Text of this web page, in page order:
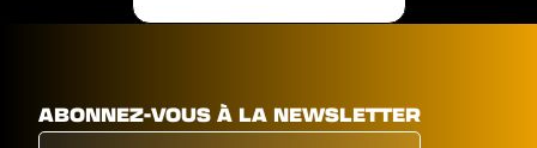
ABONNEZ-VOUS À LA NEWSLETTER